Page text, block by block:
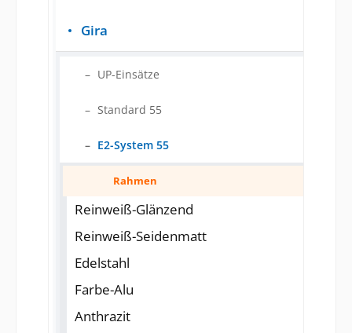
Gira
UP-Einsätze
Standard 55
E2-System 55
Rahmen
Reinweiß-Glänzend
Reinweiß-Seidenmatt
Edelstahl
Farbe-Alu
Anthrazit